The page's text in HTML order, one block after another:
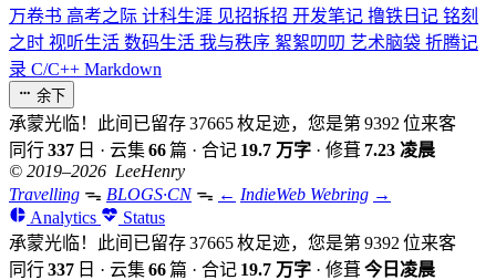
万卷书 高考之际 计科生涯 见招拆招 开发笔记 撸铁日记 铭刻
之时 视听生活 数码生活 我与秩序 絮絮叨叨 艺术脑袋 折腾记
录 C/C++ Markdown
余下
承蒙光临！此间已留存37665枚足迹，您是第9392 位来客
同行337 日 · 云集66篇 · 合记 19.7 万字 · 修葺 7.23 凌晨
© 2019–2026 LeeHenry
Travelling ᯓ BLOGS·CN ᯓ ← IndieWeb Webring →
Analytics
Status
承蒙光临！此间已留存37665枚足迹，您是第9392 位来客
同行337 日 · 云集66篇 · 合记 19.7 万字 · 修葺 今日凌晨